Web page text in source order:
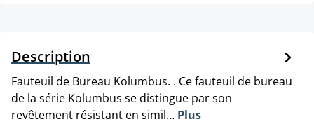
Description
Fauteuil de Bureau Kolumbus. . Ce fauteuil de bureau
de la série Kolumbus se distingue par son
revêtement résistant en simil… Plus